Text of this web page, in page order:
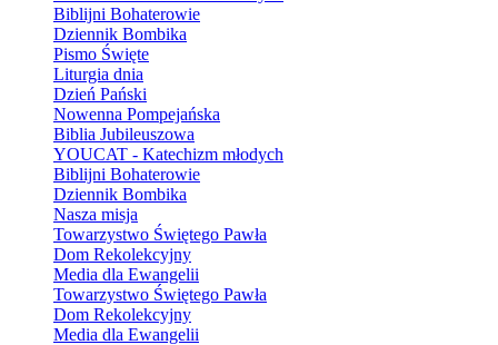
Biblijni Bohaterowie
Dziennik Bombika
Pismo Święte
Liturgia dnia
Dzień Pański
Nowenna Pompejańska
Biblia Jubileuszowa
YOUCAT - Katechizm młodych
Biblijni Bohaterowie
Dziennik Bombika
Nasza misja
Towarzystwo Świętego Pawła
Dom Rekolekcyjny
Media dla Ewangelii
Towarzystwo Świętego Pawła
Dom Rekolekcyjny
Media dla Ewangelii